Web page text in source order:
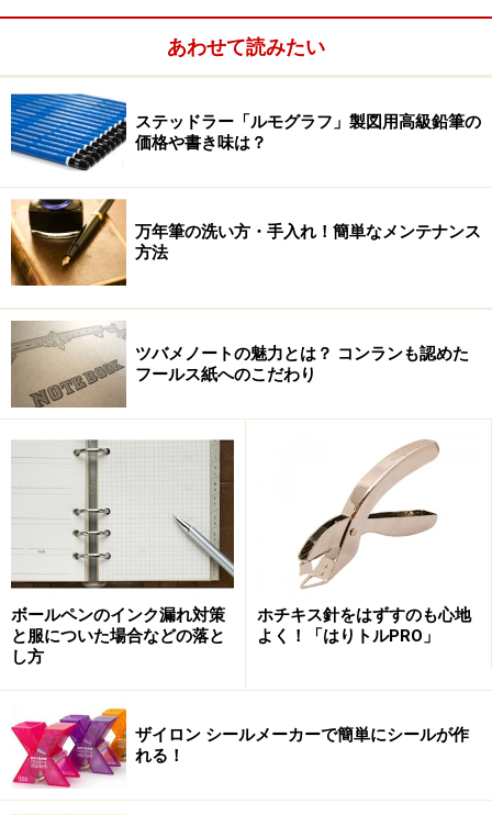
中に入れる書類の量にかかわらず、常に拡げた状態を保持で
きる
さらになるほどと思ったのが、各フォルダーについたイ
ンデックスが左右ギリギリまで長くなっているところ。
これはフォルダーの口がたわんだりしないようにするた
めだという。サイズも考えられており、内寸31.7cm幅の
引き出しにも入れておけるという。かゆいところに手が
届く進化系アコーディオンファイルだ。
各フォルダーがたわまないようにする長いインデックス
すき間時間に日記が書ける
デザインフィル スキマ日記 全3色 各900円（税別）
「ライフログ」という言葉もすっかり定着し、日々の身
近な記録をとる人は増えている。日々の記録と言えば、
昔ながらの日記があり、ライフログ人気もあって、日記
が再注目されている。この「スキマ日記」は、その日記
あわせて読みたい
ステッドラー「ルモグラフ」製図用高級鉛筆の
価格や書き味は？
万年筆の洗い方・手入れ！簡単なメンテナンス
方法
ツバメノートの魅力とは？ コンランも認めた
フールス紙へのこだわり
ボールペンのインク漏れ対策
と服についた場合などの落と
し方
ホチキス針をはずすのも心地
よく！「はりトルPRO」
ザイロン シールメーカーで簡単にシールが作
れる！